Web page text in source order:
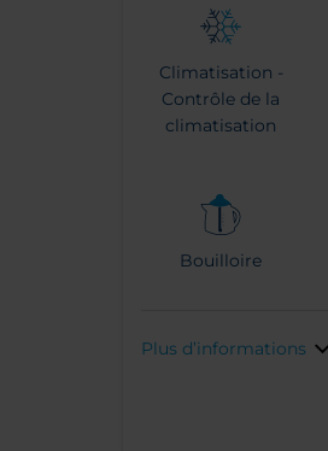
Climatisation -
Contrôle de la
climatisation
Bouilloire
Plus d’informations